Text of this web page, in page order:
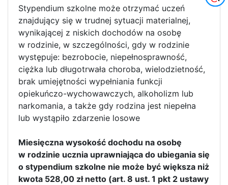
Stypendium szkolne może otrzymać uczeń
znajdujący się w trudnej sytuacji materialnej,
wynikającej z niskich dochodów na osobę
w rodzinie, w szczególności, gdy w rodzinie
występuje: bezrobocie, niepełnosprawność,
ciężka lub długotrwała choroba, wielodzietność,
brak umiejętności wypełniania funkcji
opiekuńczo-wychowawczych, alkoholizm lub
narkomania, a także gdy rodzina jest niepełna
lub wystąpiło zdarzenie losowe
Miesięczna wysokość dochodu na osobę
w rodzinie ucznia uprawniająca do ubiegania się
o stypendium szkolne nie może być większa niż
kwota 528,00 zł netto (art. 8 ust. 1 pkt 2 ustawy